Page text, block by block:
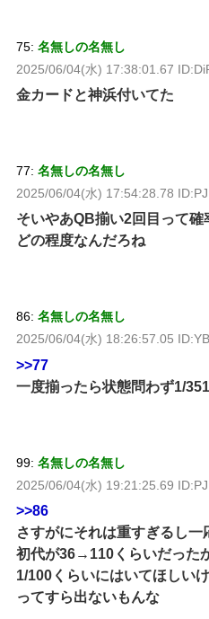
75: 名無しの名無し
2025/06/04(水) 17:38:01.67
金カードと神浜付いてた
77: 名無しの名無し
2025/06/04(水) 17:54:28.78
そいやあQB揃い2回目って
どの程度なんだろね
86: 名無しの名無し
2025/06/04(水) 18:26:57.05
>>77
一度揃ったら状態問わず1/
99: 名無しの名無し
2025/06/04(水) 19:21:25.69
>>86
さすがにそれは重すぎるし
初代が36→110くらいだった
1/100くらいにはいてほしい
ってすら出ないもんな